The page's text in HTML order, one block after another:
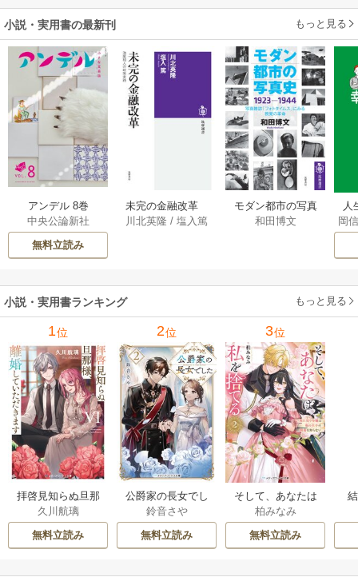
小説・実用書の最新刊 もっと見る
アンデル 8巻
中央公論新社
無料立読み
未完の金融改革
――池尾和人の政
川北英隆 /塩入篤
モダン都市の写真
史 1923－1944
和田博文
人
教
岡
小説・実用書ランキング もっと見る
1位
拝啓見知らぬ旦那
様、離婚していた
だきます
久川航璃
無料立読み
2位
公爵家の長女でし
た
鈴音さや
無料立読み
3位
そして、あなたは
私を捨てる
柏みなみ
無料立読み